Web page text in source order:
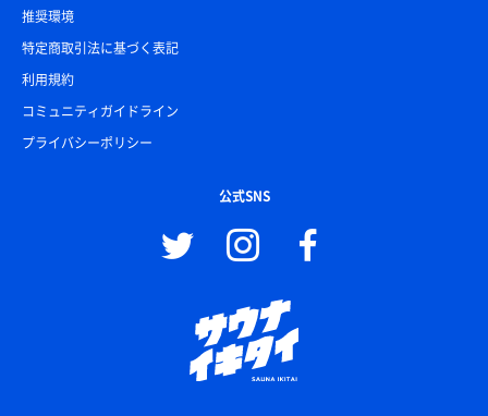
推奨環境
特定商取引法に基づく表記
利用規約
コミュニティガイドライン
プライバシーポリシー
公式SNS